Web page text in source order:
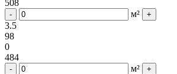
508
- м² +
3.5
98
0
484
- м² +